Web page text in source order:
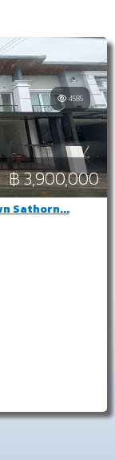
4585
฿ 3,900,000
Sathorn...